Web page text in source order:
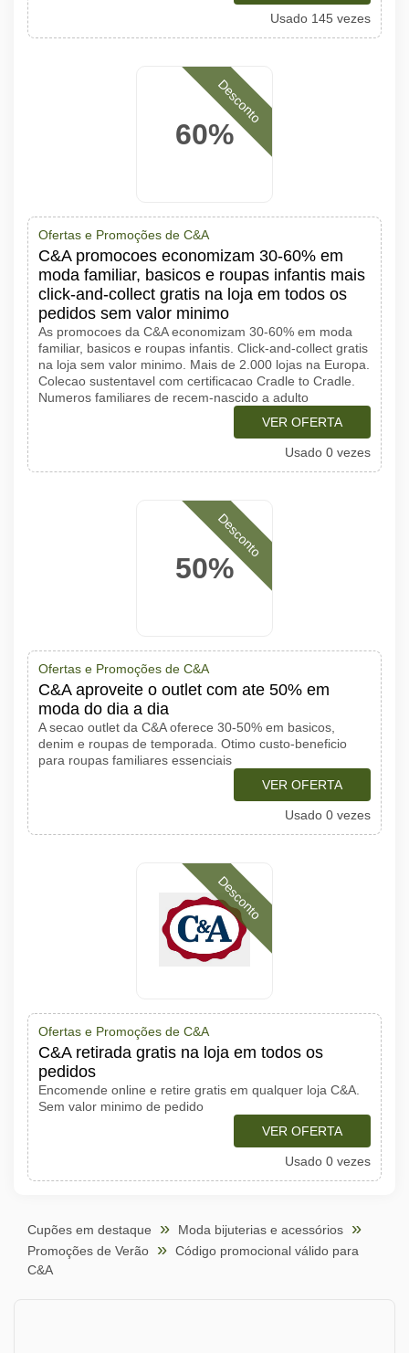
Usado 145 vezes
60%
Desconto
Ofertas e Promoções de C&A
C&A promocoes economizam 30-60% em
moda familiar, basicos e roupas infantis mais
click-and-collect gratis na loja em todos os
pedidos sem valor minimo
As promocoes da C&A economizam 30-60% em moda
familiar, basicos e roupas infantis. Click-and-collect gratis
na loja sem valor minimo. Mais de 2.000 lojas na Europa.
Colecao sustentavel com certificacao Cradle to Cradle.
Numeros familiares de recem-nascido a adulto
VER OFERTA
Usado 0 vezes
50%
Desconto
Ofertas e Promoções de C&A
C&A aproveite o outlet com ate 50% em
moda do dia a dia
A secao outlet da C&A oferece 30-50% em basicos,
denim e roupas de temporada. Otimo custo-beneficio
para roupas familiares essenciais
VER OFERTA
Usado 0 vezes
Desconto
Ofertas e Promoções de C&A
C&A retirada gratis na loja em todos os
pedidos
Encomende online e retire gratis em qualquer loja C&A.
Sem valor minimo de pedido
VER OFERTA
Usado 0 vezes
Cupões em destaque
Moda bijuterias e acessórios
Promoções de Verão
Código promocional válido para
C&A